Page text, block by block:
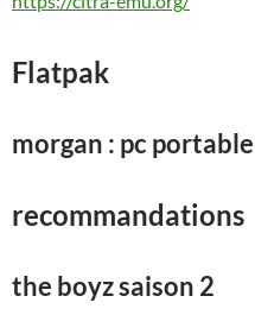
Flatpak
morgan : pc
recommandations
the boyz saison 2